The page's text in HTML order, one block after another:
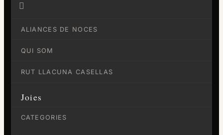

ALIANCES DE NOCES
QUI SOM
RUT LLACUNA CASELLAS
Joies
CATEGORIES